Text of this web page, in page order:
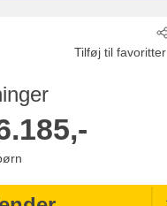
Tilføj til favoritter